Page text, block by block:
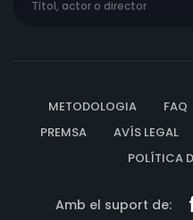
METODOLOGIA FAQ
PREMSA
AVÍS LEGAL
POLÍTICA
Amb el suport de: